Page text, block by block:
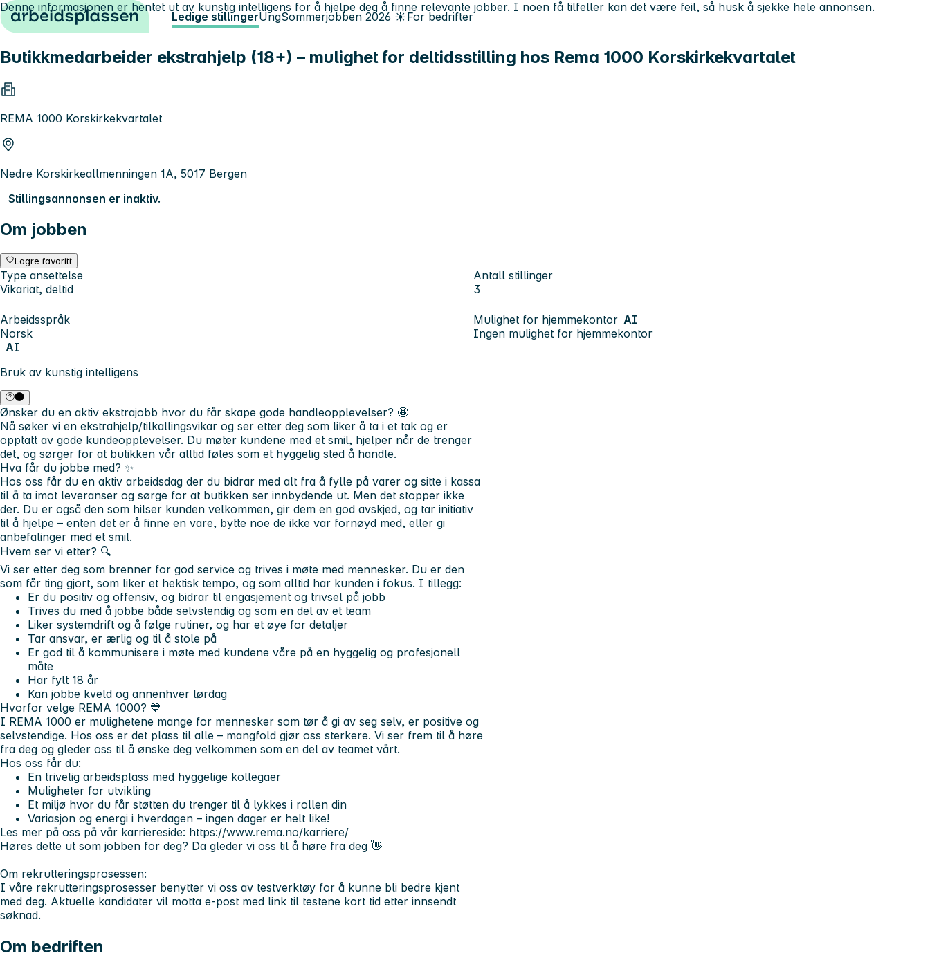
Hopp til innhold Ledige stillingerUngSommerjobben 2026 ☀️For bedrifter
Butikkmedarbeider ekstrahjelp (18+) – mulighet for deltidsstilling hos Rema 1000 Korskirkekvartalet
REMA 1000 Korskirkekvartalet
Nedre Korskirkeallmenningen 1A, 5017 Bergen
Stillingsannonsen er inaktiv.
Om jobben
Lagre favoritt
Type ansettelse
Vikariat, deltid
Antall stillinger
3
Arbeidsspråk
Norsk
Mulighet for hjemmekontor AI
Ingen mulighet for hjemmekontor
AI
Bruk av kunstig intelligens
Denne informasjonen er hentet ut av kunstig intelligens for å hjelpe deg å finne relevante jobber. I noen få tilfeller kan det være feil, så husk å sjekke hele annonsen.
Ønsker du en aktiv ekstrajobb hvor du får skape gode handleopplevelser? 🤩
Nå søker vi en ekstrahjelp/tilkallingsvikar og ser etter deg som liker å ta i et tak og er
opptatt av gode kundeopplevelser. Du møter kundene med et smil, hjelper når de trenger
det, og sørger for at butikken vår alltid føles som et hyggelig sted å handle.
Hva får du jobbe med? ✨
Hos oss får du en aktiv arbeidsdag der du bidrar med alt fra å fylle på varer og sitte i kassa
til å ta imot leveranser og sørge for at butikken ser innbydende ut. Men det stopper ikke
der. Du er også den som hilser kunden velkommen, gir dem en god avskjed, og tar initiativ
til å hjelpe – enten det er å finne en vare, bytte noe de ikke var fornøyd med, eller gi
anbefalinger med et smil.
Hvem ser vi etter? 🔍
Vi ser etter deg som brenner for god service og trives i møte med mennesker. Du er den
som får ting gjort, som liker et hektisk tempo, og som alltid har kunden i fokus. I tillegg:
Er du positiv og offensiv, og bidrar til engasjement og trivsel på jobb
Trives du med å jobbe både selvstendig og som en del av et team
Liker systemdrift og å følge rutiner, og har et øye for detaljer
Tar ansvar, er ærlig og til å stole på
Er god til å kommunisere i møte med kundene våre på en hyggelig og profesjonell
måte
Har fylt 18 år
Kan jobbe kveld og annenhver lørdag
Hvorfor velge REMA 1000? 💙
I REMA 1000 er mulighetene mange for mennesker som tør å gi av seg selv, er positive og
selvstendige. Hos oss er det plass til alle – mangfold gjør oss sterkere. Vi ser frem til å høre
fra deg og gleder oss til å ønske deg velkommen som en del av teamet vårt.
Hos oss får du:
En trivelig arbeidsplass med hyggelige kollegaer
Muligheter for utvikling
Et miljø hvor du får støtten du trenger til å lykkes i rollen din
Variasjon og energi i hverdagen – ingen dager er helt like!
Les mer på oss på vår karriereside: https://www.rema.no/karriere/
Høres dette ut som jobben for deg? Da gleder vi oss til å høre fra deg 👋
Om rekrutteringsprosessen:
I våre rekrutteringsprosesser benytter vi oss av testverktøy for å kunne bli bedre kjent
med deg. Aktuelle kandidater vil motta e-post med link til testene kort tid etter innsendt
søknad.
Om bedriften